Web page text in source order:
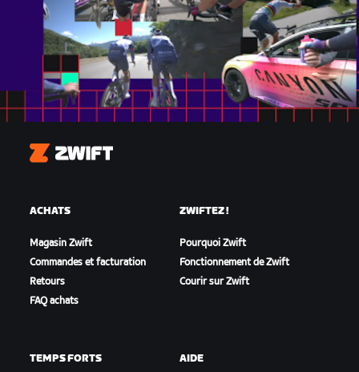
Zwift
ACHATS
Magasin Zwift
Commandes et facturation
Retours
FAQ achats
ZWIFTEZ !
Pourquoi Zwift
Fonctionnement de Zwift
Courir sur Zwift
TEMPS FORTS AIDE